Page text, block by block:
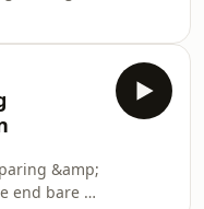
når
dykker
som
med at
handler ikke
&amp;
end bare en